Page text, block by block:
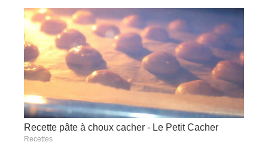
Recette pâte à choux cacher - Le Petit Cacher
Recettes